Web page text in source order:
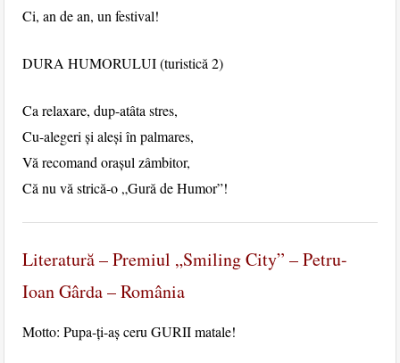
Ci, an de an, un festival!
DURA HUMORULUI (turistică 2)
Ca relaxare, dup-atâta stres,
Cu-alegeri și aleși în palmares,
Vă recomand orașul zâmbitor,
Că nu vă strică-o „Gură de Humor”!
Literatură – Premiul „Smiling City” – Petru-
Ioan Gârda – România
Motto: Pupa-ți-aș ceru GURII matale!